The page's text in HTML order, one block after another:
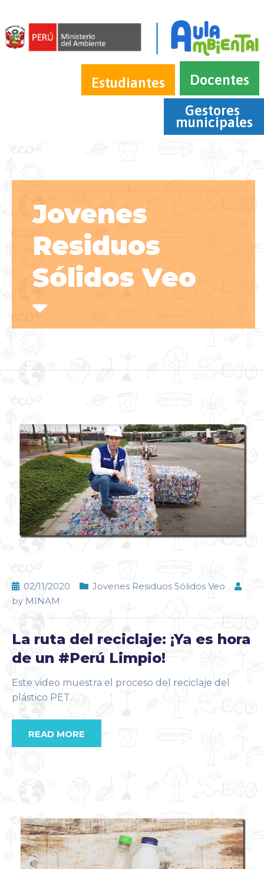
Estudiantes
Docentes
Gestores
municipales
Jovenes
Residuos
Sólidos Veo
02/11/2020
Jovenes Residuos Sólidos Veo
by MINAM
La ruta del reciclaje: ¡Ya es hora
de un #Perú Limpio!
Este video muestra el proceso del reciclaje del
plástico PET.
READ MORE